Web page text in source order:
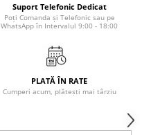
Suport Telefonic Dedicat
Poți Comanda și Telefonic sau pe
WhatsApp în Intervalul 9:00 - 18:00
PLATĂ ÎN RATE
Cumperi acum, plătești mai târziu